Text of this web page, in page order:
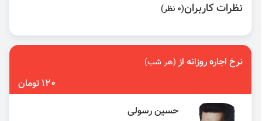
نظرات کاربران(0 نظر)
نرخ اجاره روزانه از(هر شب)
120 تومان
حسین رسولی